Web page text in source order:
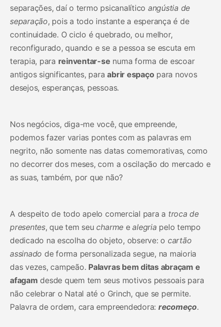
separações, daí o termo psicanalítico angústia de
separação, pois a todo instante a esperança é de
continuidade. O ciclo é quebrado, ou melhor,
reconfigurado, quando e se a pessoa se escuta em
terapia, para reinventar-se numa forma de escoar
antigos significantes, paraabrir espaço para novos
desejos, esperanças, pessoas.
Nos negócios, diga-me você, que empreende,
podemos fazer varias pontes com as palavras em
negrito, não somente nas datas comemorativas, como
no decorrer dos meses, com a oscilação do mercado e
as suas, também, por que não?
A despeito de todo apelo comercial para a troca de
presentes, que tem seucharme ealegria pelo tempo
dedicado na escolha do objeto, observe: o cartão
assinado de forma personalizada segue, na maioria
das vezes, campeão. Palavras bem ditas abraçam e
afagam desde quem tem seus motivos pessoais para
não celebrar o Natal até o Grinch, que se permite.
Palavra de ordem, cara empreendedora: recomeço.